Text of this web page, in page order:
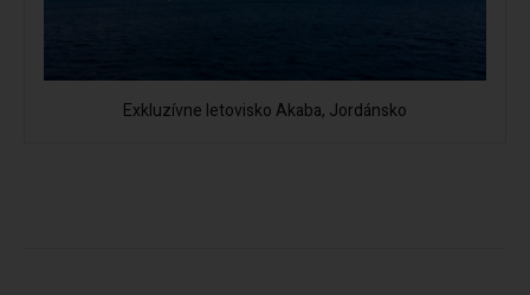
Exkluzívne letovisko Akaba, Jordánsko